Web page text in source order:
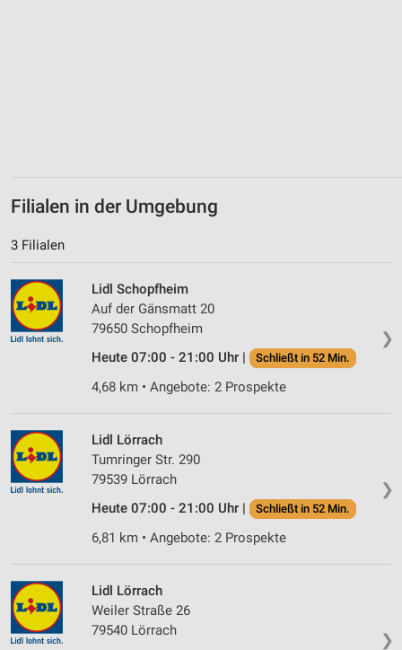
Filialen in der Umgebung
3 Filialen
❯
Lidl Schopfheim
Auf der Gänsmatt 20
79650 Schopfheim
Heute 07:00 - 21:00 Uhr |
Schließt in 52 Min.
4,68 km • Angebote: 2 Prospekte
❯
Lidl Lörrach
Tumringer Str. 290
79539 Lörrach
Heute 07:00 - 21:00 Uhr |
Schließt in 52 Min.
6,81 km • Angebote: 2 Prospekte
❯
Lidl Lörrach
Weiler Straße 26
79540 Lörrach